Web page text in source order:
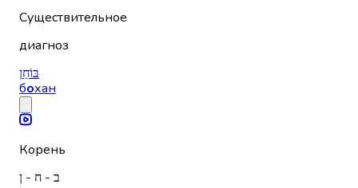
Существительное
диагноз
בּוֹחַן
бохан
Корень
ב - ח - ן